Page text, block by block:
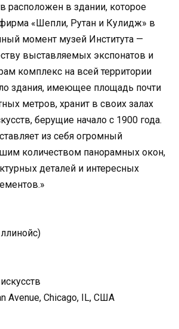
расположен в здании, которое
«Шепли, Рутан и Кулидж» в
момент музей Института —
выставляемых экспонатов и
комплекс на всей территории
здания, имеющее площадь почти
метров, хранит в своих залах
берущие начало с 1900 года.
из себя огромный
количеством панорамных окон,
деталей и интересных
Avenue, Chicago, IL, США